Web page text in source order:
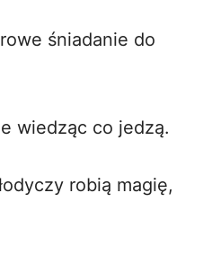
śniadanie do
wiedząc co jedzą.
robią magię,